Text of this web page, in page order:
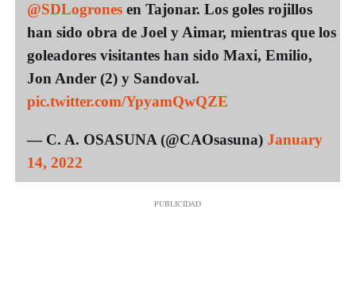
@SDLogrones en Tajonar. Los goles rojillos
han sido obra de Joel y Aimar, mientras que los
goleadores visitantes han sido Maxi, Emilio,
Jon Ander (2) y Sandoval.
pic.twitter.com/YpyamQwQZE
— C. A. OSASUNA (@CAOsasuna) January
14, 2022